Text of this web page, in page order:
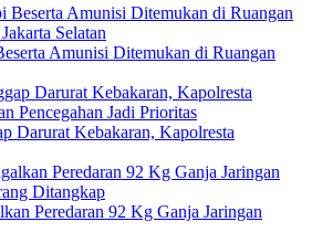
Amunisi Ditemukan di Ruangan
Darurat Kebakaran, Kapolresta
Peredaran 92 Kg Ganja Jaringan